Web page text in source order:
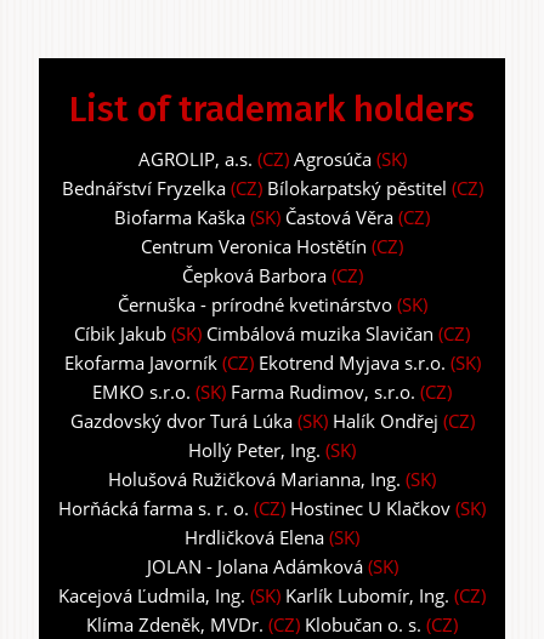
List of trademark holders
AGROLIP, a.s. (CZ) Agrosúča(SK)
Bednářství Fryzelka(CZ) Bílokarpatský pěstitel (CZ)
Biofarma Kaška (SK) Častová Věra (CZ)
Centrum Veronica Hostětín (CZ)
Čepková Barbora(CZ)
Černuška - prírodné kvetinárstvo(SK)
Cíbik Jakub (SK) Cimbálová muzika Slavičan (CZ)
Ekofarma Javorník(CZ) Ekotrend Myjava s.r.o. (SK)
EMKO s.r.o. (SK) Farma Rudimov, s.r.o. (CZ)
Gazdovský dvor Turá Lúka(SK) Halík Ondřej (CZ)
Hollý Peter, Ing. (SK)
Holušová Ružičková Marianna, Ing. (SK)
Horňácká farma s. r. o. (CZ) Hostinec U Klačkov (SK)
Hrdličková Elena (SK)
JOLAN - Jolana Adámková(SK)
Kacejová Ľudmila, Ing. (SK) Karlík Lubomír, Ing. (CZ)
Klíma Zdeněk, MVDr. (CZ) Klobučan o. s. (CZ)